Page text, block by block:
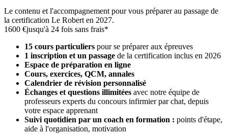
Le contenu et l'accompagnement pour vous préparer au passage de
la certification Le Robert en 2027.
1600 €jusqu'à 24 fois sans frais*
15 cours particuliers pour se préparer aux épreuves
1 inscription et un passage de la certification inclus en 2026
Espace de préparation en ligne
Cours, exercices, QCM, annales
Calendrier de révision personnalisé
Échanges et questions illimitées avec notre équipe de
professeurs experts du concours infirmier par chat, depuis
votre espace apprenant
Suivi quotidien par un coach en formation : points d'étape,
aide à l'organisation, motivation